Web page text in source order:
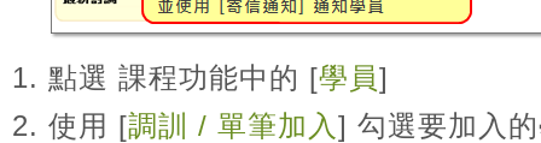
1. 點選 課程功能中的 [學員]
2. 使用 [調訓 / 單筆加入 ] 勾選要加入